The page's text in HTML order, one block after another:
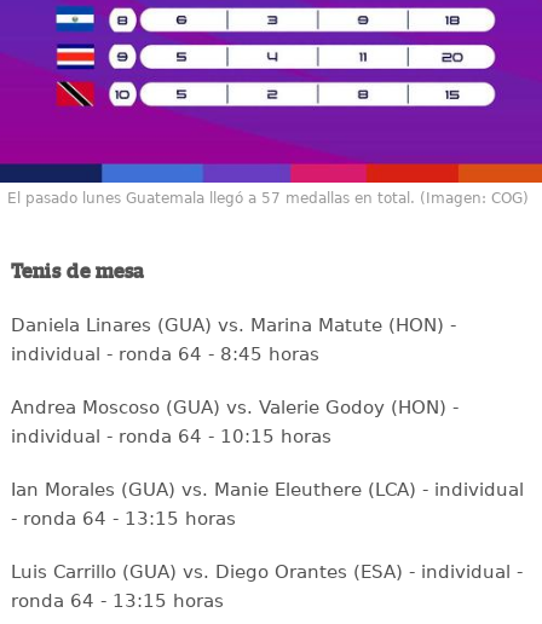
El pasado lunes Guatemala llegó a 57 medallas en total. (Imagen: COG)
Tenis de mesa
Daniela Linares (GUA) vs. Marina Matute (HON) -
individual - ronda 64 - 8:45 horas
Andrea Moscoso (GUA) vs. Valerie Godoy (HON) -
individual - ronda 64 - 10:15 horas
Ian Morales (GUA) vs. Manie Eleuthere (LCA) - individual
- ronda 64 - 13:15 horas
Luis Carrillo (GUA) vs. Diego Orantes (ESA) - individual -
ronda 64 - 13:15 horas